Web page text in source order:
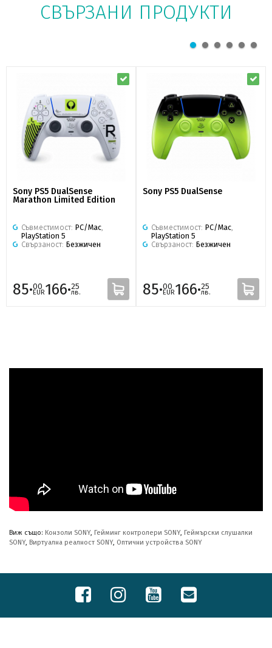
СВЪРЗАНИ ПРОДУКТИ
Sony PS5 DualSense
Marathon Limited Edition
Съвместимост: PC/Mac,
PlayStation 5
Свързаност: Безжичен
85·00
EUR166·25
лв.
Sony PS5 DualSense
Съвместимост: PC/Mac,
PlayStation 5
Свързаност: Безжичен
85·00
EUR166·25
лв.
Виж също: Конзоли SONY, Гейминг контролери SONY, Геймърски слушалки
SONY, Виртуална реалност SONY, Оптични устройства SONY